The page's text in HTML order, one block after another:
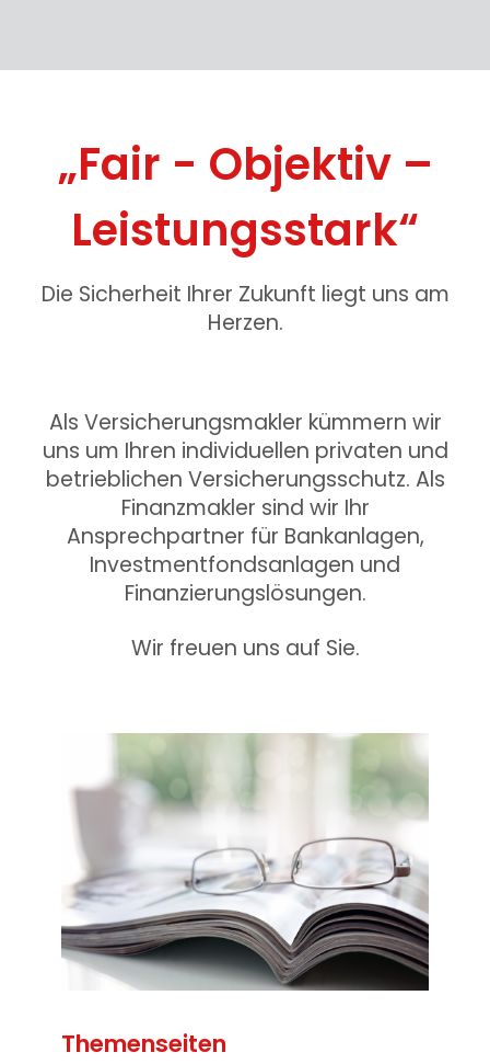
„Fair - Objektiv –
Leistungsstark“
Die Sicherheit Ihrer Zukunft liegt uns am
Herzen.
Als Versicherungsmakler kümmern wir
uns um Ihren individuellen privaten und
betrieblichen Versicherungsschutz. Als
Finanzmakler sind wir Ihr
Ansprechpartner für Bankanlagen,
Investmentfondsanlagen und
Finanzierungslösungen.
Wir freuen uns auf Sie.
Themenseiten